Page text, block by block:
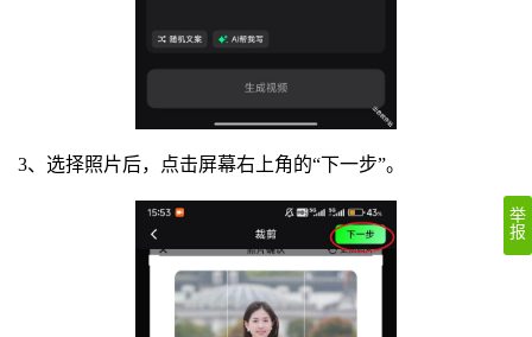
3、选择照片后，点击屏幕右上角的“下一步”。
举
报